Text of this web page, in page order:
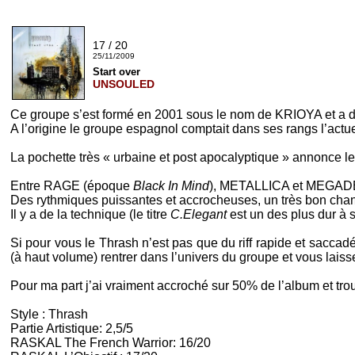
17 / 20
25/11/2009
Start over
UNSOULED
Ce groupe s’est formé en 2001 sous le nom de KRIOYAet a
A l’origine le groupe espagnol comptait dans ses rangs
La pochette très « urbaine et post apocalyptique » annonce
Entre RAGE (époque Black In Mind), METALLICAet
Des rythmiques puissantes et accrocheuses, un très bon
Il y a de la technique (le titre C.Elegantest un des plus dur à
Si pour vous le Thrash n’est pas que du riffrapide et
(à haut volume) rentrer dans l’univers du groupe et vous
Pour ma part j’ai vraiment accroché sur 50% de l’album et
Style : Thrash
Partie Artistique: 2,5/5
RASKAL The French Warrior: 16/20